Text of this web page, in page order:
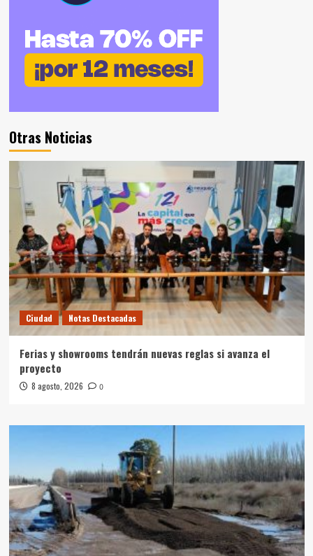
Otras Noticias
Ciudad Notas Destacadas
Ferias y showrooms tendrán nuevas reglas si avanza el
proyecto
8 agosto, 2026 0